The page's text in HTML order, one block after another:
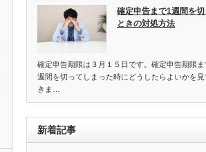
確定申告まで1週間を切
ときの対処方法
確定申告期限は３月１５日です。確定申告期限ま
週間を切ってしまった時にどうしたらよいかを見
きま…
新着記事